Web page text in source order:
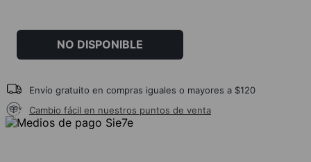
NO DISPONIBLE
Envío gratuito en compras iguales o mayores a $120
Cambio fácil en nuestros puntos de venta